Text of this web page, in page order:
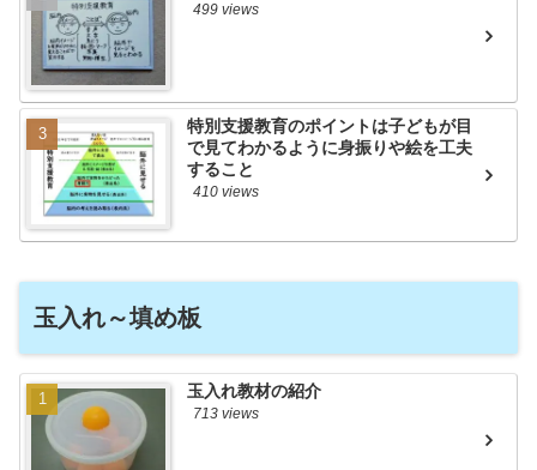
499 views
特別支援教育のポイントは子どもが目
で見てわかるように身振りや絵を工夫
すること
410 views
玉入れ～填め板
玉入れ教材の紹介
713 views